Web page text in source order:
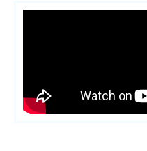
Contenu